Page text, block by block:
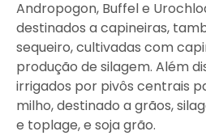
Andropogon, Buffel e
destinados a capineiras,
sequeiro, cultivadas com
produção de silagem. Além
irrigados por pivôs centrais
milho, destinado a grãos,
e toplage, e soja grão.